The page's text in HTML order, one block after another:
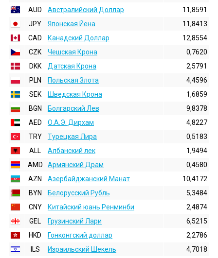
AUD
Австралийский Доллар
11,8591
JPY
Японская Йена
11,8413
CAD
Канадский Доллар
12,8554
CZK
Чешская Крона
0,7620
DKK
Датская Крона
2,5791
PLN
Польская Злота
4,4596
SEK
Шведская Крона
1,6859
BGN
Болгарский Лев
9,8378
AED
О.А.Э. Дирхам
4,8227
TRY
Турецкая Лира
0,5183
ALL
Албанский лек
1,9494
AMD
Армянский Драм
0,4580
AZN
Азербайджанский Манат
10,4172
BYN
Белорусский Рубль
5,3484
CNY
Китайский юань Ренминби
2,4874
GEL
Грузинский Лари
6,5215
HKD
Гонконгский доллаp
2,2786
ILS
Израильский Шекель
4,7018